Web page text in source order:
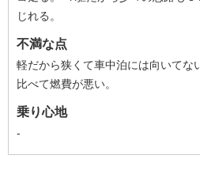
じれる。
不満な点
軽だから狭くて車中泊には向いてな
比べて燃費が悪い。
乗り心地
-